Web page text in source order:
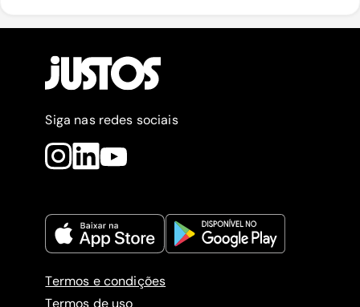
Siga nas redes sociais
Termos e condições